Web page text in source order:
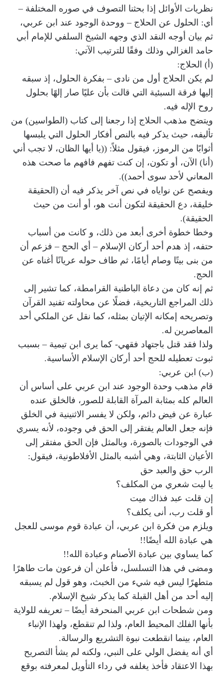
نظريات الأوائل إذا بحثنا التصوف في صوره المختلفة –
أي: الحلول عن الحلاج – ووحدة الوجود عند ابن عربي،
ثم بيان أوجه النقد الذي وجهه الشيخ السلفي للإمام أبي
حامد الغزالي وذلك وفقًا للترتيب الآتي:
(أ) الحلاج:
لم يكن الحلاج أول من نادى – بفكرة الحلول، إذ سبقه
إليها فرقة السبئية التي قالت بأن عليًا صار إلهًا بحلول
روح الإله فيه.
ويتضح مذهب الحلاج إذا رجعنا إلى كتاب (الطواسين) من
تأليفه، حيث يذكر فيه بالنص أفكار الحلول التي يلبسها
أثوابًا من الرموز، فيقول مثلاً: ((يا أيها الظان، لا تجب أني
(أنا) الآن، أو تكون، إن كنت تفهم فافهم ما صحت هذه
المعاني لأحد سوى أحمد)).
ويفصح عن نواياه في نص آخر يذكر فيه أن (الحقيقة
خليقة، دع الحقيقة لتكون أنت هو، أو أنت من حيث
الحقيقة).
وخطا خطوة أخرى أبعد من ذلك، و كانت من أسباب
حتفه، إذ هدم أحد أركان الإسلام – أي الحج – فزعم أن
من بنى بيتًا وصام أيامًا، ثم طاف حوله عريانًا أغناه عن
الحج.
ثم إنه كان من دعاة الباطنية القرامطة، كما تشير إلى
ذلك المراجع التاريخية، فضلًا عن محاولته تفنيد القرآن
وتصريحه إمكانه الإتيان بمثله، كما نقل عن الملكي أحد
المعاصرين له.
ولذا فقد قتل باجتهاد فقهي- كما يرى ابن تيمية – بسبب
ثبوت تعطيله للحج أحد أركان الإسلام الأساسية.
(ب) ابن عربي:
قام مذهب وحدة الوجود عند ابن عربي على أساس أن
العالم كله بمثابة المرآة القابلة للصور، فالخلق عنده
عبارة عن فيض دائم، ولكن لا يفسر الاثنينية في الخلق
فإنه جعل العالم يفتقر إلى الحق في وجوده، لأنه يسري
في الوجودات بالصورة، وبالمثل فإن الحق مفتقر إلى
الأعيان الثابتة، وهي أشبه بالمثل الأفلاطونية، فيقول:
الرب حق والعبد حق
يا ليت شعري من المكلف؟
إن قلت عبد فذاك ميت
أو قلت رب، أنى يكلف؟
ويلزم من فكرة ابن عربي، أن عبادة قوم موسى للعجل
هي عبادة الله أيضًا!!
كما يساوي بين عبادة الأصنام وعبادة الله!!
ومضى في هذا التسلسل، فأعلن أن فرعون مات طاهرًا
متطهرًا ليس فيه شيء من الخبث، وهو قول لم يسبقه
إليه أحد من أهل القبلة كما يذكر شيخ الإسلام.
ومن شطحات ابن عربي المنحرفة أيضًا – تعريفه للولاية
بأنها الفلك المحيط العام، ولذا لم تنقطع، ولهذا الإنباء
العام، بينما انقطعت نبوة التشريع والرسالة.
أي أنه يفضل الولي على النبي، ولكنه لم يشأ التصريح
بهذا الاعتقاد فأخذ يغلفه في رداء التأويل لمعرفته بوقع